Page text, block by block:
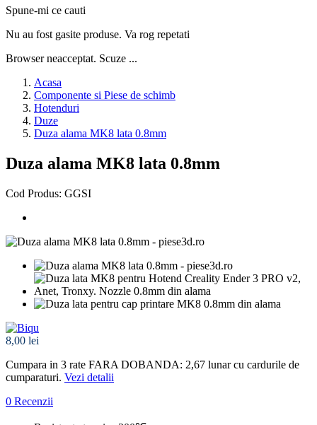
Spune-mi ce cauti
Nu au fost gasite produse. Va rog repetati
Browser neacceptat. Scuze ...
Acasa
Componente si Piese de schimb
Hotenduri
Duze
Duza alama MK8 lata 0.8mm
Duza alama MK8 lata 0.8mm
Cod Produs: GGSI
8,00 lei
Cumpara in 3 rate FARA DOBANDA: 2,67 lunar cu cardurile de
cumparaturi. Vezi detalii
0 Recenzii